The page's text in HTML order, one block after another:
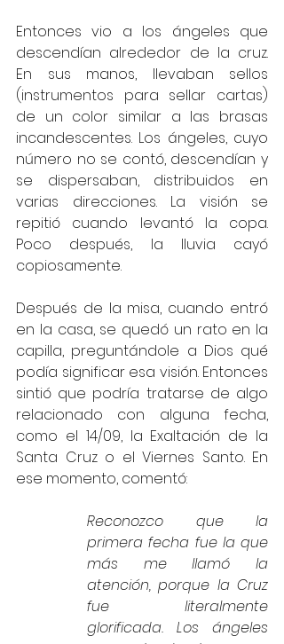
Entonces vio a los ángeles que
descendían alrededor de la cruz.
En sus manos, llevaban sellos
(instrumentos para sellar cartas)
de un color similar a las brasas
incandescentes. Los ángeles, cuyo
número no se contó, descendían y
se dispersaban, distribuidos en
varias direcciones. La visión se
repitió cuando levantó la copa.
Poco después, la lluvia cayó
copiosamente.
Después de la misa, cuando entró
en la casa, se quedó un rato en la
capilla, preguntándole a Dios qué
podía significar esa visión. Entonces
sintió que podría tratarse de algo
relacionado con alguna fecha,
como el 14/09, la Exaltación de la
Santa Cruz o el Viernes Santo. En
ese momento, comentó:
Reconozco que la
primera fecha fue la que
más me llamó la
atención, porque la Cruz
fue literalmente
glorificada. Los ángeles